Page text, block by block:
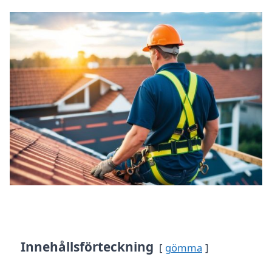
Innehållsförteckning gömma